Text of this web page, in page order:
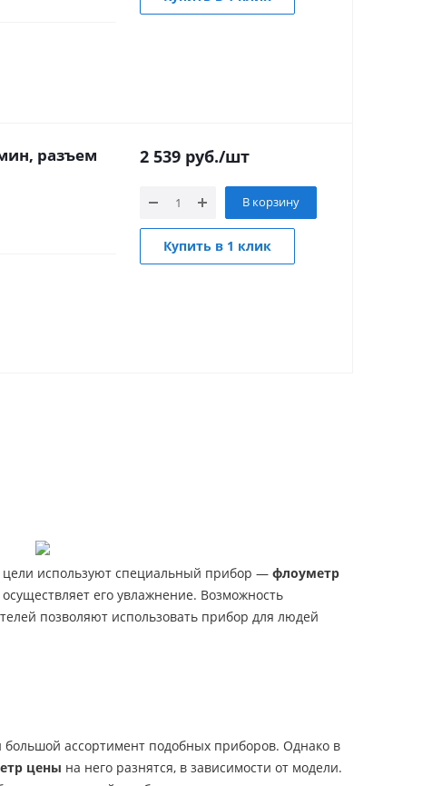
разъем
2 539 руб./шт
В корзину
Купить в 1 клик
цели используют специальный прибор — флоуметр
его увлажнение. Возможность
позволяют использовать прибор для людей
ассортимент подобных приборов. Однако в
цены на него разнятся, в зависимости от модели.